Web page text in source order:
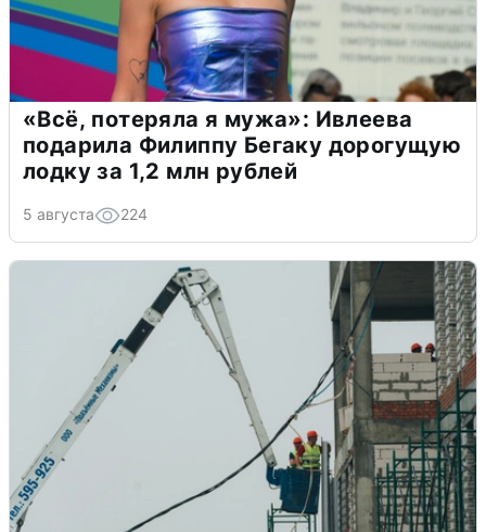
«Всё, потеряла я мужа»: Ивлеева
подарила Филиппу Бегаку дорогущую
лодку за 1,2 млн рублей
5 августа 224